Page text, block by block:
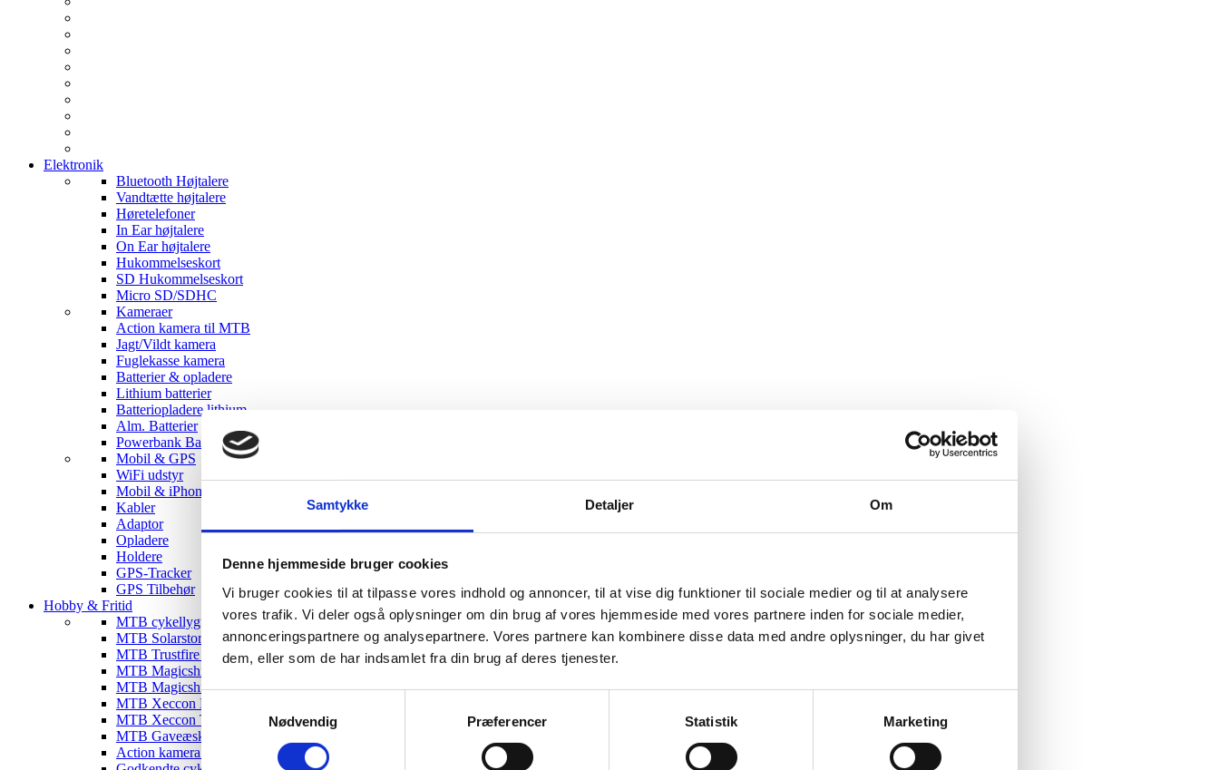
Samtykke Detaljer Om
Denne hjemmeside bruger cookies
Vi bruger cookies til at tilpasse vores indhold og annoncer, til at vise dig funktioner til sociale medier og til at analysere
vores trafik. Vi deler også oplysninger om din brug af vores hjemmeside med vores partnere inden for sociale medier,
annonceringspartnere og analysepartnere. Vores partnere kan kombinere disse data med andre oplysninger, du har givet
dem, eller som de har indsamlet fra din brug af deres tjenester.
Samtykkevalg
Nødvendig
Præferencer Statistik Marketing
Elektronik
Bluetooth Højtalere
Vandtætte højtalere
Høretelefoner
In Ear højtalere
On Ear højtalere
Hukommelseskort
SD Hukommelseskort
Micro SD/SDHC
Kameraer
Action kamera til MTB
Jagt/Vildt kamera
Fuglekasse kamera
Batterier & opladere
Lithium batterier
Batteriopladere lithium
Alm. Batterier
Powerbank Batterier
Mobil & GPS
WiFi udstyr
Mobil & iPhone tilbehør
Kabler
Adaptor
Opladere
Holdere
GPS-Tracker
GPS Tilbehør
Hobby & Fritid
MTB cykellygter
MTB Solarstorm Lygter & tilbehør
MTB Trustfire Lygter
MTB Magicshine Lygter
MTB Magicshine Tilbehør
MTB Xeccon Lygter
MTB Xeccon Tilbehør
MTB Gaveæske
Action kamera til MTB